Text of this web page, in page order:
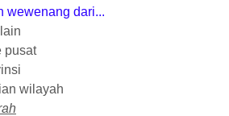
wewenang dari...
pusat
wilayah